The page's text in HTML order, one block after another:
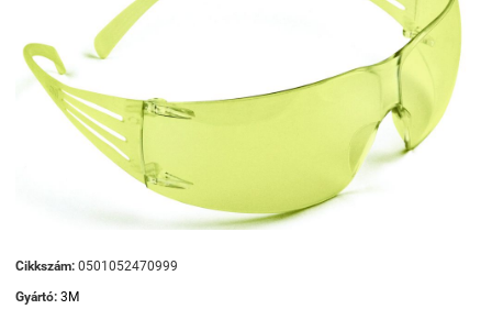
Cikkszám: 0501052470999
Gyártó: 3M